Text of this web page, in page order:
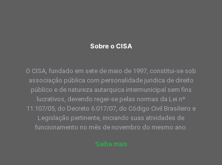
Sobre o CISA
O CISA, fundado em sete de maio de 1997, constitui-se sob
associação pública com personalidade juridica de direito
público e de natureza autarquica intermunicipal sem fins
lucrativos, devendo reger-se pelas normas da Lei nº
11.107/05, do Decreto 6.017/07, do Código Civil Brasileiro e
Legislação pertinente, iniciando suas atividades de
funcionamento no mês de novembro do mesmo ano.
Saiba mais